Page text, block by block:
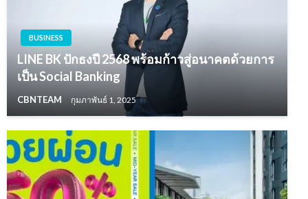
BUSINESS
LINE BK ปักธงปี 2568 พร้อมก้าวสู่อนาคตด้วยการ
เป็น Social Banking
CBNTEAM กุมภาพันธ์ 1, 2025